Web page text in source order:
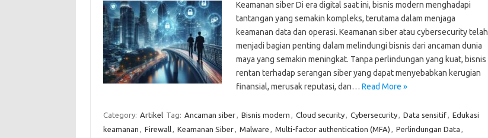
Keamanan siber Di era digital saat ini, bisnis modern menghadapi
tantangan yang semakin kompleks, terutama dalam menjaga
keamanan data dan operasi. Keamanan siber atau cybersecurity telah
menjadi bagian penting dalam melindungi bisnis dari ancaman dunia
maya yang semakin meningkat. Tanpa perlindungan yang kuat, bisnis
rentan terhadap serangan siber yang dapat menyebabkan kerugian
finansial, merusak reputasi, dan… Read More »
Category: Artikel Tag: Ancaman siber, Bisnis modern , Cloud security, Cybersecurity, Data sensitif, Edukasi
keamanan , Firewall, Keamanan Siber, Malware , Multi-factor authentication (MFA) , Perlindungan Data ,